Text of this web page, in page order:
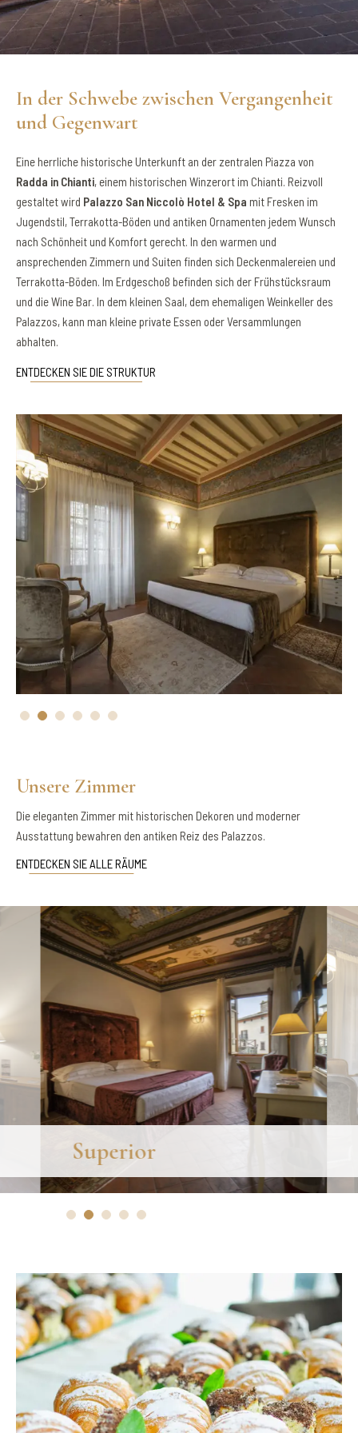
In der Schwebe zwischen Vergangenheit
und Gegenwart
Eine herrliche historische Unterkunft an der zentralen Piazza von
Radda in Chianti, einem historischen Winzerort im Chianti. Reizvoll
gestaltet wird Palazzo San Niccolò Hotel & Spa mit Fresken im
Jugendstil, Terrakotta-Böden und antiken Ornamenten jedem Wunsch
nach Schönheit und Komfort gerecht. In den warmen und
ansprechenden Zimmern und Suiten finden sich Deckenmalereien und
Terrakotta-Böden. Im Erdgeschoß befinden sich der Frühstücksraum
und die Wine Bar. In dem kleinen Saal, dem ehemaligen Weinkeller des
Palazzos, kann man kleine private Essen oder Versammlungen
abhalten.
ENTDECKEN SIE DIE STRUKTUR
Unsere Zimmer
Die eleganten Zimmer mit historischen Dekoren und moderner
Ausstattung bewahren den antiken Reiz des Palazzos.
ENTDECKEN SIE ALLE RÄUME
Superior